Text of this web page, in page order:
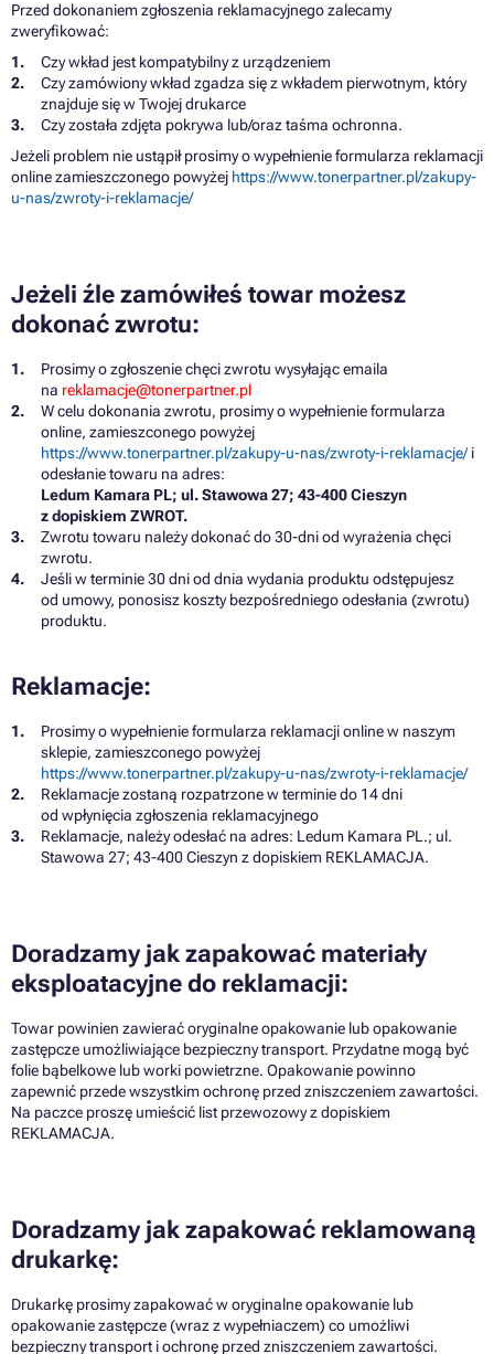
Przed dokonaniem zgłoszenia reklamacyjnego zalecamy
zweryfikować:
Czy wkład jest kompatybilny z urządzeniem
Czy zamówiony wkład zgadza się z wkładem pierwotnym, który
znajduje się w Twojej drukarce
Czy została zdjęta pokrywa lub/oraz taśma ochronna.
Jeżeli problem nie ustąpił prosimy o wypełnienie formularza reklamacji
online zamieszczonego powyżej https://www.tonerpartner.pl/zakupy-
u-nas/zwroty-i-reklamacje/
Jeżeli źle zamówiłeś towar możesz
dokonać zwrotu:
Prosimy o zgłoszenie chęci zwrotu wysyłając emaila
na reklamacje@tonerpartner.pl
W celu dokonania zwrotu, prosimy o wypełnienie formularza
online, zamieszconego powyżej
https://www.tonerpartner.pl/zakupy-u-nas/zwroty-i-reklamacje/ i
odesłanie towaru na adres:
Ledum Kamara PL; ul. Stawowa 27; 43-400 Cieszyn
z dopiskiem ZWROT.
Zwrotu towaru należy dokonać do 30-dni od wyrażenia chęci
zwrotu.
Jeśli w terminie 30 dni od dnia wydania produktu odstępujesz
od umowy, ponosisz koszty bezpośredniego odesłania (zwrotu)
produktu.
Reklamacje:
Prosimy o wypełnienie formularza reklamacji online w naszym
sklepie, zamieszconego powyżej
https://www.tonerpartner.pl/zakupy-u-nas/zwroty-i-reklamacje/
Reklamacje zostaną rozpatrzone w terminie do 14 dni
od wpłynięcia zgłoszenia reklamacyjnego
Reklamacje, należy odesłać na adres: Ledum Kamara PL.; ul.
Stawowa 27; 43-400 Cieszyn z dopiskiem REKLAMACJA.
Doradzamy jak zapakować materiały
eksploatacyjne do reklamacji:
Towar powinien zawierać oryginalne opakowanie lub opakowanie
zastępcze umożliwiające bezpieczny transport. Przydatne mogą być
folie bąbelkowe lub worki powietrzne. Opakowanie powinno
zapewnić przede wszystkim ochronę przed zniszczeniem zawartości.
Na paczce proszę umieścić list przewozowy z dopiskiem
REKLAMACJA.
Doradzamy jak zapakować reklamowaną
drukarkę:
Drukarkę prosimy zapakować w oryginalne opakowanie lub
opakowanie zastępcze (wraz z wypełniaczem) co umożliwi
bezpieczny transport i ochronę przed zniszczeniem zawartości.